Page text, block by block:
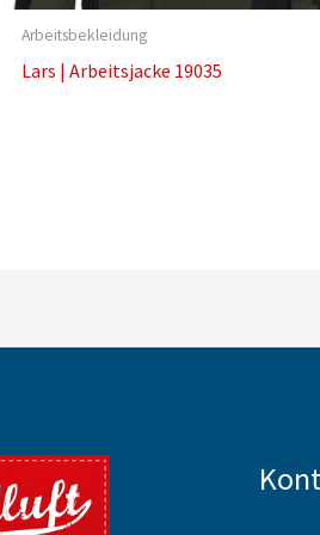
Arbeitsbekleidung
Lars | Arbeitsjacke 19035